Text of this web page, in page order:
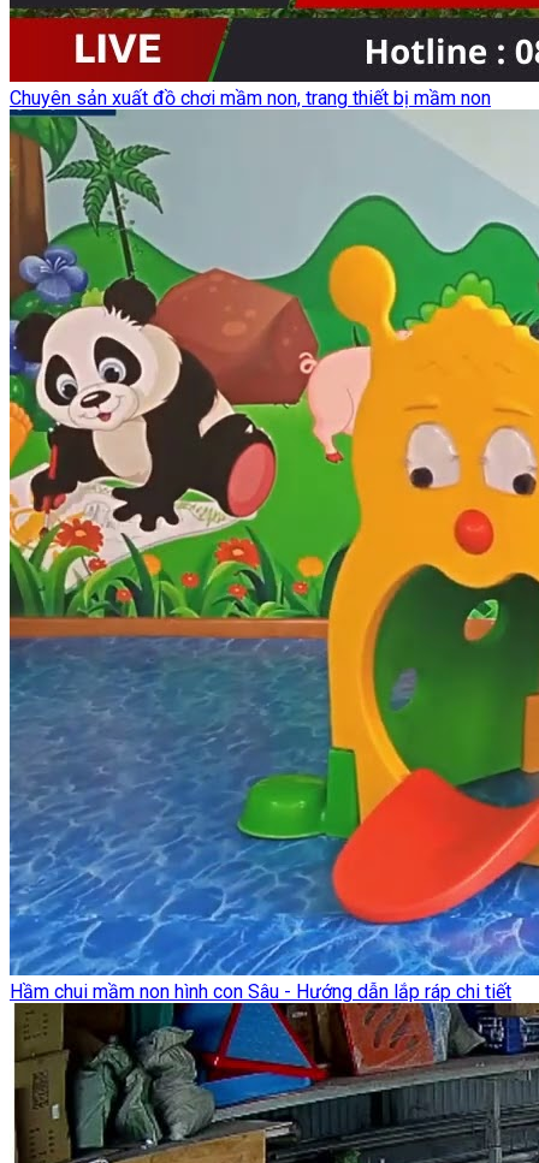
Chuyên sản xuất đồ chơi mầm non, trang thiết bị mầm non
Hầm chui mầm non hình con Sâu - Hướng dẫn lắp ráp chi tiết